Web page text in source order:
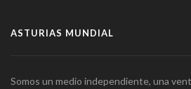
ASTURIAS MUNDIAL
Somos un medio independiente, una